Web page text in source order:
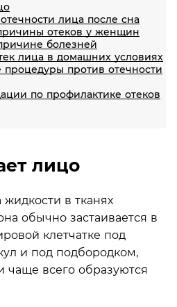
лица после сна
отеков у женщин
болезней
лица в домашних условиях
процедуры против отечности
по профилактике отеков
лицо
в тканях
обычно застаивается в
клетчатке под
и под подбородком,
чаще всего образуются